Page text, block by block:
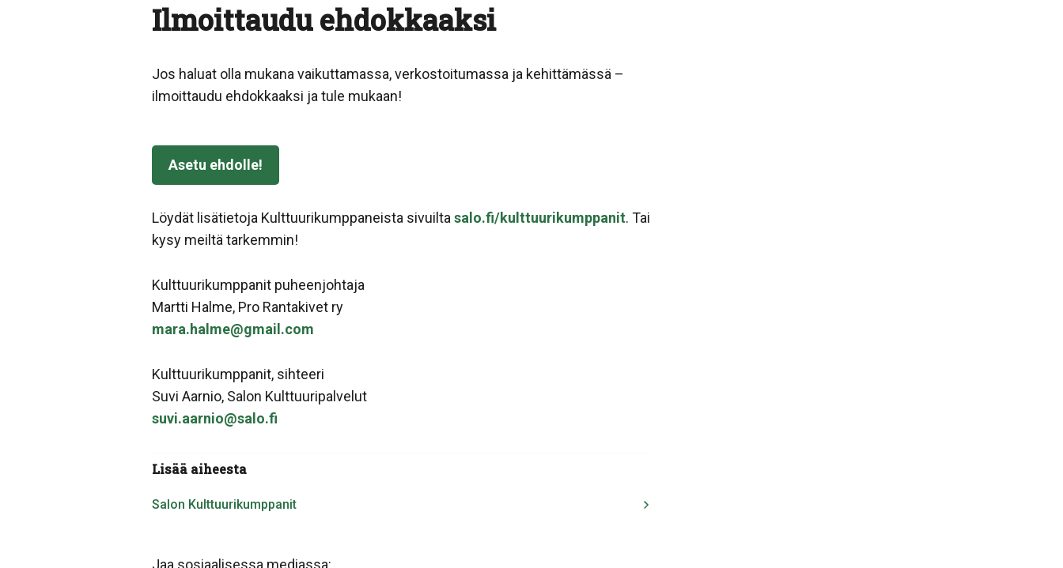
Ilmoittaudu ehdokkaaksi
Jos haluat olla mukana vaikuttamassa, verkostoitumassa ja kehittämässä –
ilmoittaudu ehdokkaaksi ja tule mukaan!
Asetu ehdolle!
Löydät lisätietoja Kulttuurikumppaneista sivuilta salo.fi/kulttuurikumppanit. Tai
kysy meiltä tarkemmin!
Kulttuurikumppanit puheenjohtaja
Martti Halme, Pro Rantakivet ry
mara.halme@gmail.com
Kulttuurikumppanit, sihteeri
Suvi Aarnio, Salon Kulttuuripalvelut
suvi.aarnio@salo.fi
Lisää aiheesta
Salon Kulttuurikumppanit
Jaa sosiaalisessa mediassa: